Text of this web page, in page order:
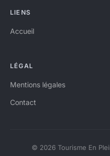
LIENS
Accueil
LÉGAL
Mentions légales
Contact
© 2026 Tourisme En